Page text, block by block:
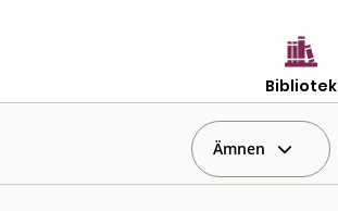
Bibliotek
Ämnen